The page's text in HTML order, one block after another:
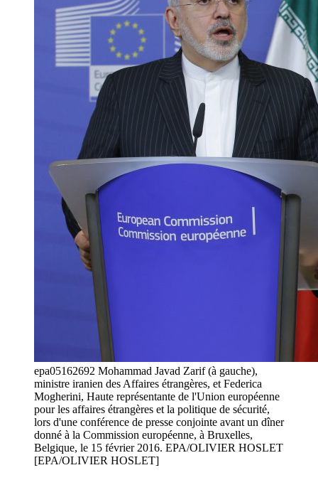
epa05162692 Mohammad Javad Zarif (à gauche),
ministre iranien des Affaires étrangères, et Federica
Mogherini, Haute représentante de l'Union européenne
pour les affaires étrangères et la politique de sécurité,
lors d'une conférence de presse conjointe avant un dîner
donné à la Commission européenne, à Bruxelles,
Belgique, le 15 février 2016. EPA/OLIVIER HOSLET
[EPA/OLIVIER HOSLET]